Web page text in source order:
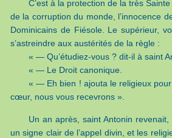
C’est à la protection de la très
de la corruption du monde, l’innocence
Dominicains de Fiésole. Le supérieur,
s’astreindre aux austérités de la règle :
« — Qu’étudiez-vous ? dit-il à saint
« — Le Droit canonique.
« — Eh bien ! ajouta le religieux
cœur, nous vous recevrons ».
Un an après, saint Antonin
un signe clair de l’appel divin, et les